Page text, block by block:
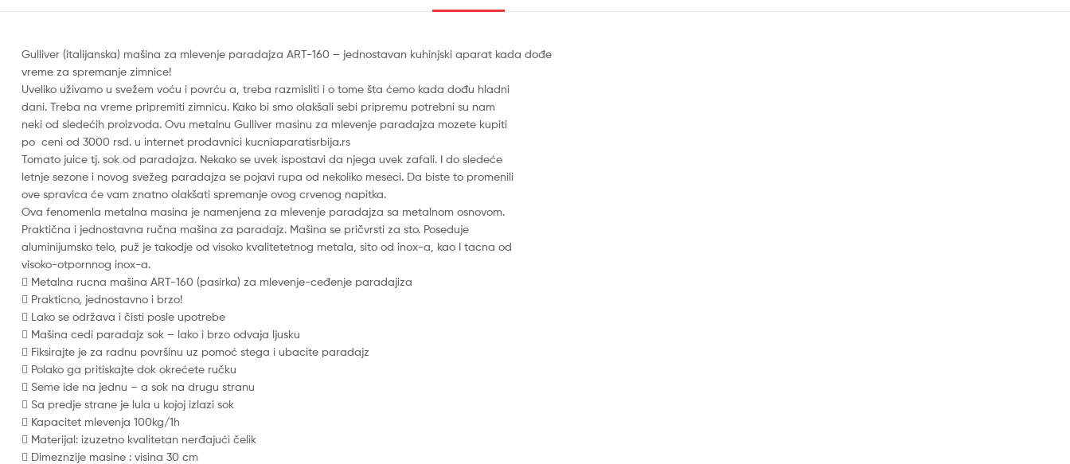
Gulliver (italijanska) mašina za mlevenje paradajza ART-160 – jednostavan kuhinjski aparat kada dođe
vreme za spremanje zimnice!
Uveliko uživamo u svežem voću i povrću a, treba razmisliti i o tome šta ćemo kada dođu hladni
dani. Treba na vreme pripremiti zimnicu. Kako bi smo olakšali sebi pripremu potrebni su nam
neki od sledećih proizvoda. Ovu metalnu Gulliver masinu za mlevenje paradajza mozete kupiti
po ceni od 3000 rsd. u internet prodavnici kucniaparatisrbija.rs
Tomato juice tj. sok od paradajza. Nekako se uvek ispostavi da njega uvek zafali. I do sledeće
letnje sezone i novog svežeg paradajza se pojavi rupa od nekoliko meseci. Da biste to promenili
ove spravica će vam znatno olakšati spremanje ovog crvenog napitka.
Ova fenomenla metalna masina je namenjena za mlevenje paradajza sa metalnom osnovom.
Praktična i jednostavna ručna mašina za paradajz. Mašina se pričvrsti za sto. Poseduje
aluminijumsko telo, puž je takodje od visoko kvalitetetnog metala, sito od inox-a, kao I tacna od
visoko-otpornnog inox-a.
 Metalna rucna mašina ART-160 (pasirka) za mlevenje-ceđenje paradajiza
 Prakticno, jednostavno i brzo!
 Lako se održava i čisti posle upotrebe
 Mašina cedi paradajz sok – lako i brzo odvaja ljusku
 Fiksirajte je za radnu površinu uz pomoć stega i ubacite paradajz
 Polako ga pritiskajte dok okrećete ručku
 Seme ide na jednu – a sok na drugu stranu
 Sa predje strane je lula u kojoj izlazi sok
 Kapacitet mlevenja 100kg/1h
 Materijal: izuzetno kvalitetan nerđajući čelik
 Dimeznzije masine : visina 30 cm